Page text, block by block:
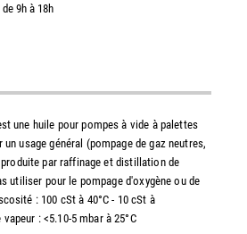
9h à 18h
une huile pour pompes à vide à palettes
usage général (pompage de gaz neutres,
par raffinage et distillation de
utiliser pour le pompage d'oxygène ou de
: 100 cSt à 40°C - 10 cSt à
vapeur : <5.10-5 mbar à 25°C